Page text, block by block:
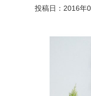
投稿日：2016年